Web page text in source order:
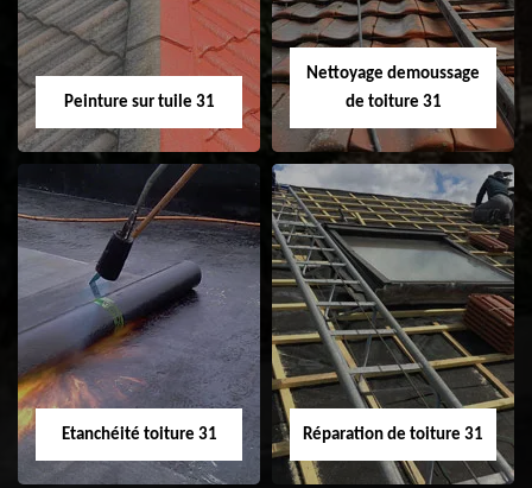
façade 31
Peinture sur tuile 31
Peinture sur tuile
31
Nettoyage demoussage
de toiture 31
Nettoyage
demoussage de
toiture 31
Etanchéité toiture 31 Réparation de toiture 31